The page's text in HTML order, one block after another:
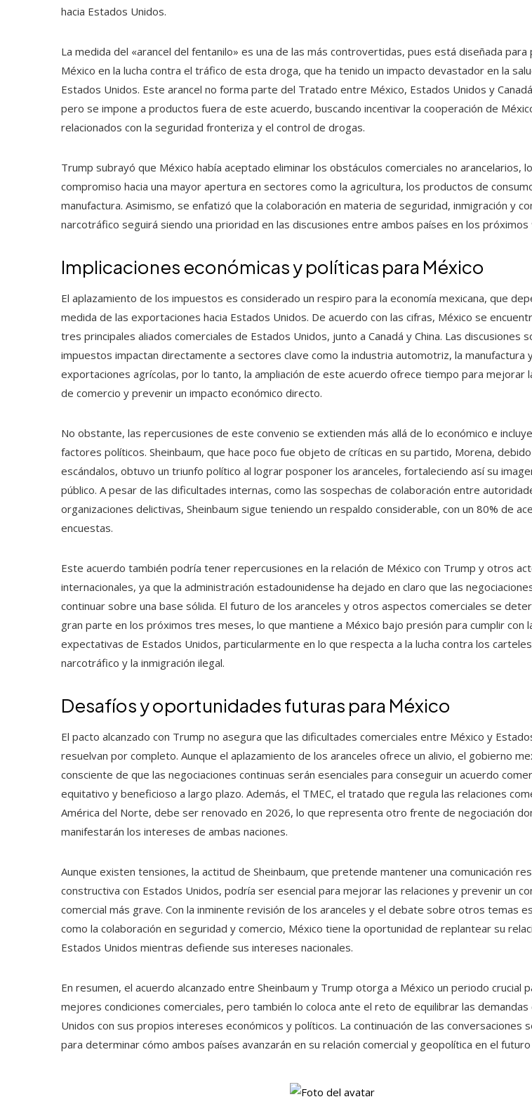
hacia Estados Unidos.
La medida del «arancel del fentanilo» es una de las más controvertidas, pues está diseñada para
México en la lucha contra el tráfico de esta droga, que ha tenido un impacto devastador en la
Estados Unidos. Este arancel no forma parte del Tratado entre México, Estados Unidos y
pero se impone a productos fuera de este acuerdo, buscando incentivar la cooperación de
relacionados con la seguridad fronteriza y el control de drogas.
Trump subrayó que México había aceptado eliminar los obstáculos comerciales no arancelarios,
compromiso hacia una mayor apertura en sectores como la agricultura, los productos de
manufactura. Asimismo, se enfatizó que la colaboración en materia de seguridad, inmigración y
narcotráfico seguirá siendo una prioridad en las discusiones entre ambos países en los próximos
Implicaciones económicas y políticas para México
El aplazamiento de los impuestos es considerado un respiro para la economía mexicana, que
medida de las exportaciones hacia Estados Unidos. De acuerdo con las cifras, México se
tres principales aliados comerciales de Estados Unidos, junto a Canadá y China. Las discusiones
impuestos impactan directamente a sectores clave como la industria automotriz, la manufactura
exportaciones agrícolas, por lo tanto, la ampliación de este acuerdo ofrece tiempo para mejorar
de comercio y prevenir un impacto económico directo.
No obstante, las repercusiones de este convenio se extienden más allá de lo económico e
factores políticos. Sheinbaum, que hace poco fue objeto de críticas en su partido, Morena,
escándalos, obtuvo un triunfo político al lograr posponer los aranceles, fortaleciendo así su
público. A pesar de las dificultades internas, como las sospechas de colaboración entre
organizaciones delictivas, Sheinbaum sigue teniendo un respaldo considerable, con un 80% de
encuestas.
Este acuerdo también podría tener repercusiones en la relación de México con Trump y otros
internacionales, ya que la administración estadounidense ha dejado en claro que las
continuar sobre una base sólida. El futuro de los aranceles y otros aspectos comerciales se
gran parte en los próximos tres meses, lo que mantiene a México bajo presión para cumplir con
expectativas de Estados Unidos, particularmente en lo que respecta a la lucha contra los
narcotráfico y la inmigración ilegal.
Desafíos y oportunidades futuras para México
El pacto alcanzado con Trump no asegura que las dificultades comerciales entre México y
resuelvan por completo. Aunque el aplazamiento de los aranceles ofrece un alivio, el gobierno
consciente de que las negociaciones continuas serán esenciales para conseguir un acuerdo
equitativo y beneficioso a largo plazo. Además, el TMEC, el tratado que regula las relaciones
América del Norte, debe ser renovado en 2026, lo que representa otro frente de negociación
manifestarán los intereses de ambas naciones.
Aunque existen tensiones, la actitud de Sheinbaum, que pretende mantener una comunicación
constructiva con Estados Unidos, podría ser esencial para mejorar las relaciones y prevenir un
comercial más grave. Con la inminente revisión de los aranceles y el debate sobre otros temas
como la colaboración en seguridad y comercio, México tiene la oportunidad de replantear su
Estados Unidos mientras defiende sus intereses nacionales.
En resumen, el acuerdo alcanzado entre Sheinbaum y Trump otorga a México un periodo crucial
mejores condiciones comerciales, pero también lo coloca ante el reto de equilibrar las
Unidos con sus propios intereses económicos y políticos. La continuación de las conversaciones
para determinar cómo ambos países avanzarán en su relación comercial y geopolítica en el futuro